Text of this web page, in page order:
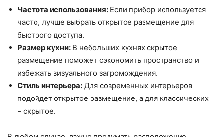
Частота использования: Если прибор используется
часто, лучше выбрать открытое размещение для
быстрого доступа.
Размер кухни: В небольших кухнях скрытое
размещение поможет сэкономить пространство и
избежать визуального загромождения.
Стиль интерьера: Для современных интерьеров
подойдет открытое размещение, а для классических
– скрытое.